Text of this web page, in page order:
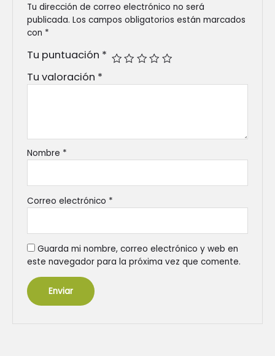
Tu dirección de correo electrónico no será
publicada. Los campos obligatorios están marcados
con *
Tu puntuación *
Tu valoración *
Nombre *
Correo electrónico *
Guarda mi nombre, correo electrónico y web en
este navegador para la próxima vez que comente.